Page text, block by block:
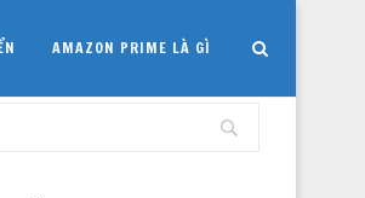
AMAZON PRIME LÀ GÌ